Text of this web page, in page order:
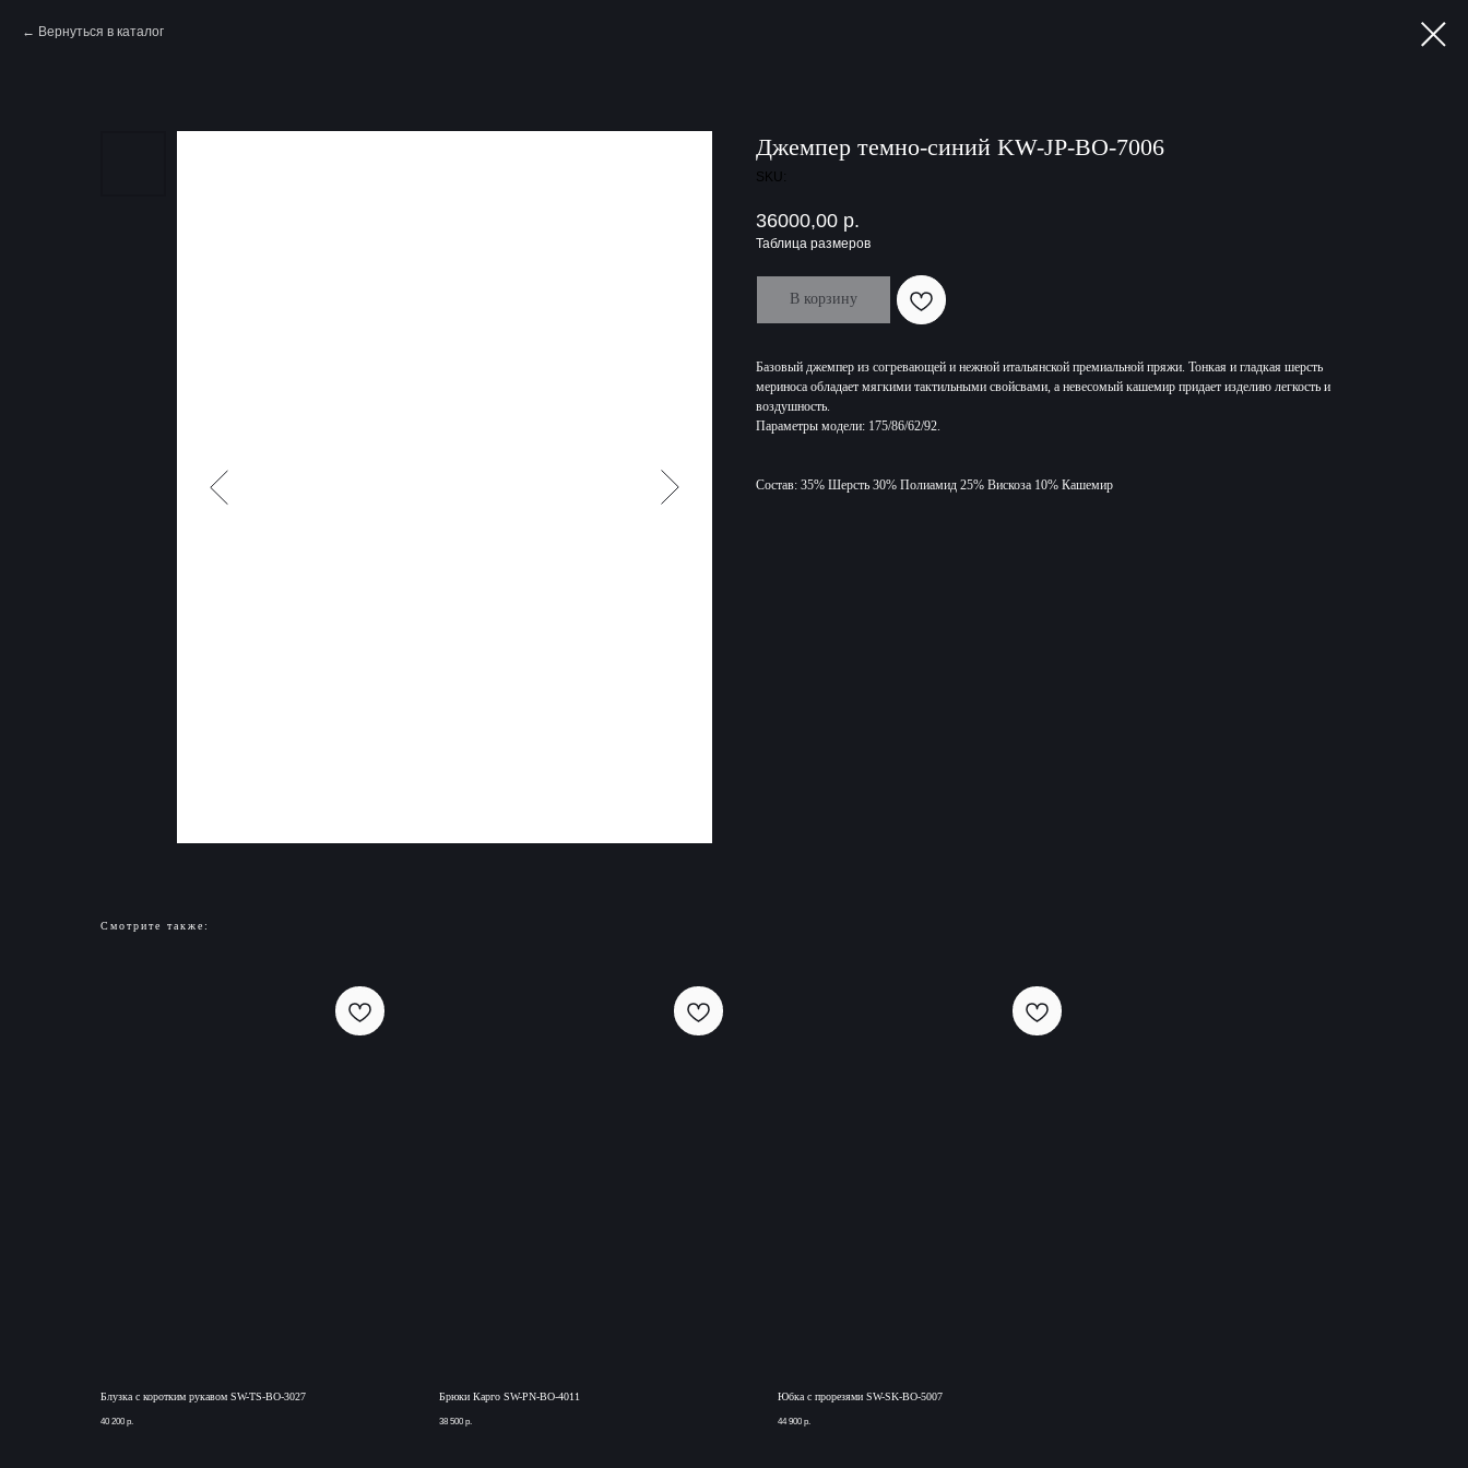
Вернуться в каталог
Джемпер темно-синий KW-JP-BO-7006
SKU:
36000,00 р.
Таблица размеров
В корзину
Базовый джемпер из согревающей и нежной итальянской премиальной пряжи. Тонкая и гладкая шерсть
мериноса обладает мягкими тактильными свойсвами, а невесомый кашемир придает изделию легкость и
воздушность.
Параметры модели: 175/86/62/92.
Состав: 35% Шерсть 30% Полиамид 25% Вискоза 10% Кашемир
Смотрите также:
Блузка с коротким рукавом SW-TS-BO-3027
40 200 р.
Брюки Карго SW-PN-BO-4011
38 500 р.
Юбка с прорезями SW-SK-BO-5007
44 900 р.